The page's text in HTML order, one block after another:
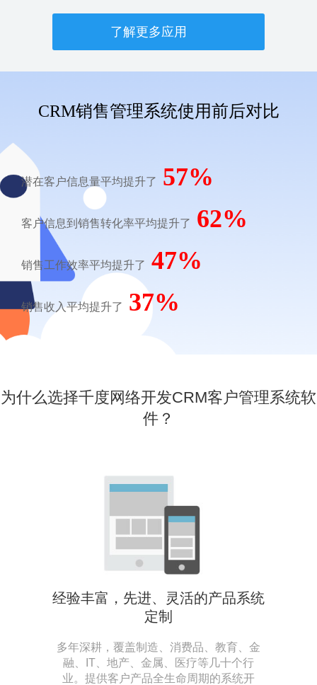
了解更多应用
CRM销售管理系统使用前后对比
潜在客户信息量平均提升了 57%
客户信息到销售转化率平均提升了 62%
销售工作效率平均提升了 47%
销售收入平均提升了 37%
为什么选择千度网络开发CRM客户管理系统软
件？
经验丰富，先进、灵活的产品系统
定制
多年深耕，覆盖制造、消费品、教育、金
融、IT、地产、金属、医疗等几十个行
业。提供客户产品全生命周期的系统开